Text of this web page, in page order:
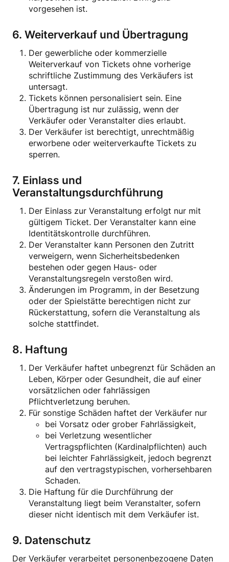
vorgesehen ist.
6. Weiterverkauf und Übertragung
Der gewerbliche oder kommerzielle
Weiterverkauf von Tickets ohne vorherige
schriftliche Zustimmung des Verkäufers ist
untersagt.
Tickets können personalisiert sein. Eine
Übertragung ist nur zulässig, wenn der
Verkäufer oder Veranstalter dies erlaubt.
Der Verkäufer ist berechtigt, unrechtmäßig
erworbene oder weiterverkaufte Tickets zu
sperren.
7. Einlass und
Veranstaltungsdurchführung
Der Einlass zur Veranstaltung erfolgt nur mit
gültigem Ticket. Der Veranstalter kann eine
Identitätskontrolle durchführen.
Der Veranstalter kann Personen den Zutritt
verweigern, wenn Sicherheitsbedenken
bestehen oder gegen Haus- oder
Veranstaltungsregeln verstoßen wird.
Änderungen im Programm, in der Besetzung
oder der Spielstätte berechtigen nicht zur
Rückerstattung, sofern die Veranstaltung als
solche stattfindet.
8. Haftung
Der Verkäufer haftet unbegrenzt für Schäden an
Leben, Körper oder Gesundheit, die auf einer
vorsätzlichen oder fahrlässigen
Pflichtverletzung beruhen.
Für sonstige Schäden haftet der Verkäufer nur
bei Vorsatz oder grober Fahrlässigkeit,
bei Verletzung wesentlicher
Vertragspflichten (Kardinalpflichten) auch
bei leichter Fahrlässigkeit, jedoch begrenzt
auf den vertragstypischen, vorhersehbaren
Schaden.
Die Haftung für die Durchführung der
Veranstaltung liegt beim Veranstalter, sofern
dieser nicht identisch mit dem Verkäufer ist.
9. Datenschutz
Der Verkäufer verarbeitet personenbezogene Daten